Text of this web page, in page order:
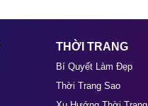
THỜI TRANG
Bí Quyết Làm Đẹp
Thời Trang Sao